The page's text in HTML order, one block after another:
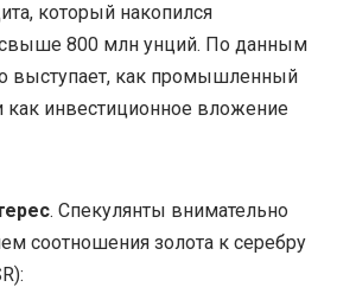
который накопился
800 млн унций. По данным
выступает, как промышленный
как инвестиционное вложение
. Спекулянты внимательно
соотношения золота к серебру